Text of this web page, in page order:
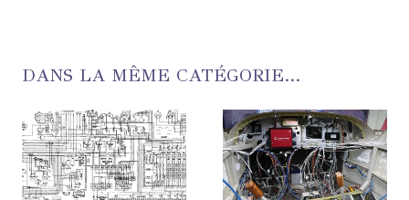
DANS LA MÊME CATÉGORIE...